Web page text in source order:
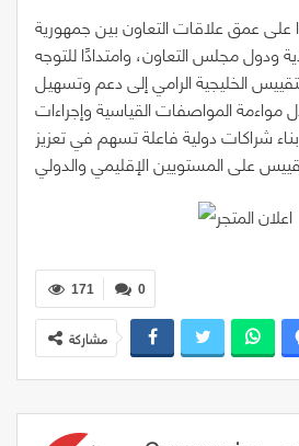
على عمق علاقات التعاون بين جمهورية
ودول مجلس التعاون، وامتدادًا للتوجه
الخليجية الرامي إلى دعم وتسهيل
مواءمة المواصفات القياسية وإجراءات
شراكات دولية فاعلة تسهم في تعزيز
0
171
مشاركة